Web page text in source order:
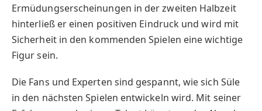
Ermüdungserscheinungen in der zweiten Halbzeit
hinterließ er einen positiven Eindruck und wird mit
Sicherheit in den kommenden Spielen eine wichtige
Figur sein.
Die Fans und Experten sind gespannt, wie sich Süle
in den nächsten Spielen entwickeln wird. Mit seiner